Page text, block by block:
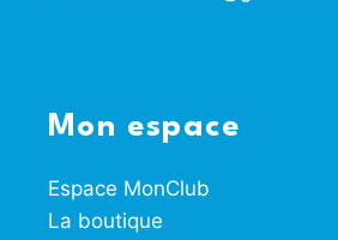
Mon espace
Espace MonClub
La boutique